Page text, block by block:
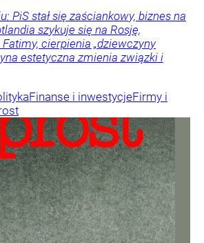
PiS stał się zaściankowy, biznes na
szykuje się na Rosję,
cierpienia „dziewczyny
estetyczna zmienia związki i
Finanse i inwestycjeFirmy i